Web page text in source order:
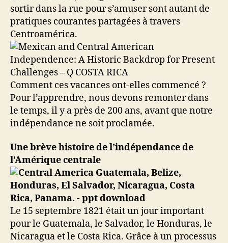
sortir dans la rue pour s’amuser sont autant de
pratiques courantes partagées à travers
Centroamérica.
Comment ces vacances ont-elles commencé ?
Pour l’apprendre, nous devons remonter dans
le temps, il y a près de 200 ans, avant que notre
indépendance ne soit proclamée.
Une brève histoire de l’indépendance de
l’Amérique centrale
Le 15 septembre 1821 était un jour important
pour le Guatemala, le Salvador, le Honduras, le
Nicaragua et le Costa Rica. Grâce à un processus